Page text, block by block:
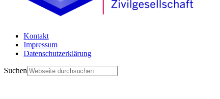
Kontakt
Impressum
Datenschutzerklärung
Suchen